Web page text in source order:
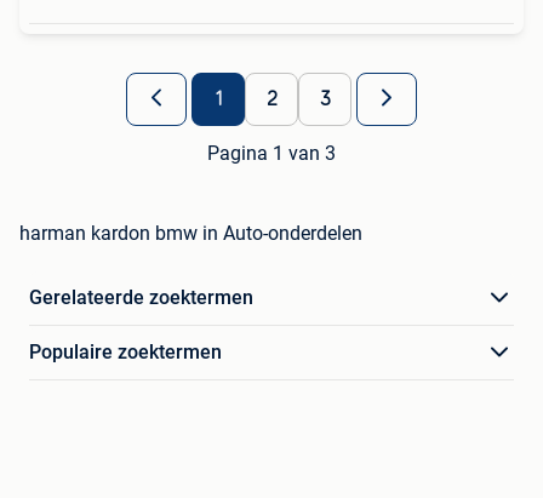
1 2 3
Pagina 1 van 3
harman kardon bmw in Auto-onderdelen
Gerelateerde zoektermen
Populaire zoektermen